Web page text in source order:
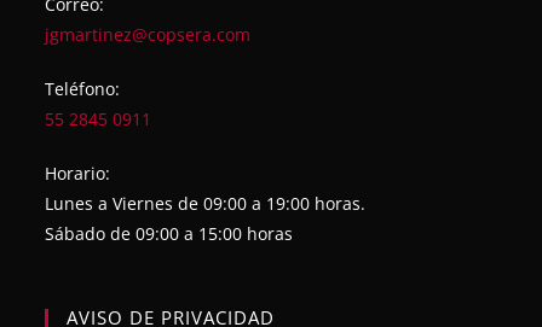
jgmartinez@copsera.com
Teléfono:
55 2845 0911
Horario:
Lunes a Viernes de 09:00 a 19:00 horas.
Sábado de 09:00 a 15:00 horas
AVISO DE PRIVACIDAD